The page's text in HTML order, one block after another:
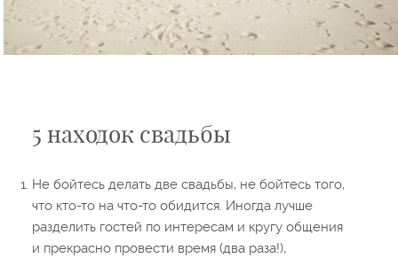
5 находок свадьбы
Не бойтесь делать две свадьбы, не бойтесь того,
что кто-то на что-то обидится. Иногда лучше
разделить гостей по интересам и кругу общения
и прекрасно провести время (два раза!),